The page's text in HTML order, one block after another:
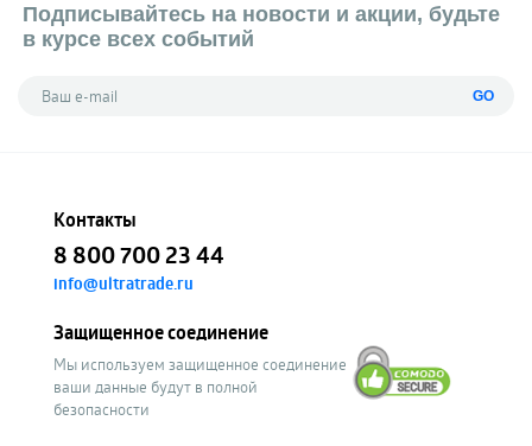
Подписывайтесь на новости и акции, будьте
в курсе всех событий
GO
Контакты
8 800 700 23 44
info@ultratrade.ru
Защищенное соединение
Мы используем защищенное соединение
ваши данные будут в полной
безопасности